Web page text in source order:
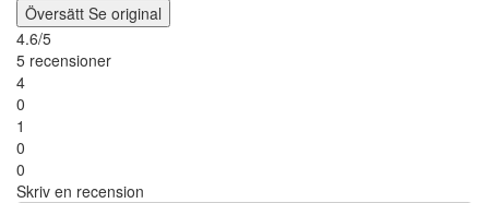
Översätt Se original
4.6/5
5 recensioner
4
0
1
0
0
Skriv en recension